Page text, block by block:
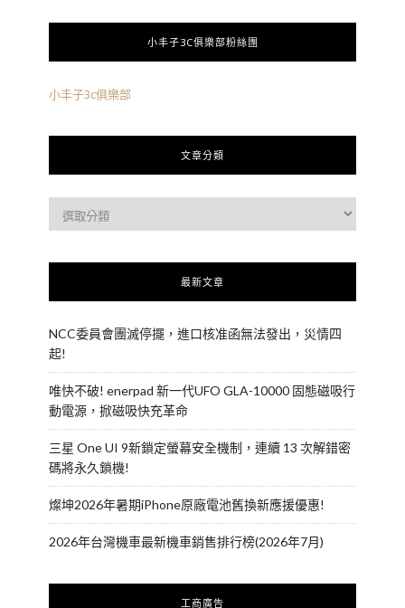
小丰子3C俱樂部粉絲團
小丰子3c俱樂部
文章分類
最新文章
NCC委員會團滅停擺，進口核准函無法發出，災情四
起!
唯快不破! enerpad 新一代UFO GLA-10000 固態磁吸行
動電源，掀磁吸快充革命
三星 One UI 9新鎖定螢幕安全機制，連續 13 次解錯密
碼將永久鎖機!
燦坤2026年暑期iPhone原廠電池舊換新應援優惠!
2026年台灣機車最新機車銷售排行榜(2026年7月)
工商廣告